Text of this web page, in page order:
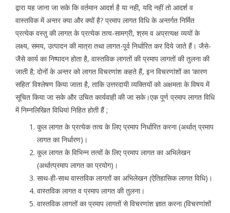
द्वारा यह जाना जा सके कि वर्तमान आदर्श है या नही, यदि नहीं तो आदर्श व
वास्तविक में अन्तर क्या और क्यों है? प्रमाप लागत विधि के अन्तर्गत निर्मित
प्रत्येक वस्तु की लागत के प्रत्येक तत्व-सामग्री, श्रम व अप्रत्यक्ष व्ययों के
लक्ष्य, समय, उत्पादन की मात्रा तथा लागत-पूर्व निर्धारित कर दिये जाते हैं। जैसे-
जैसे कार्य का निष्पादन होता है, वास्तविक लागतों की प्रमाप लागतों की तुलना की
जाती है; दोनों के अन्तर को लागत विचरणांश कहते हैं, इन विचरणांशों का ‘कारण
सहित’ विश्लेषण किया जाता है, ताकि उत्तरदायी व्यक्तियों को अक्षमता के विषय में
सूचित किया जा सके और उचित कार्यवाही की जा सके।एक पूर्ण प्रमाप लागत विधि
में निम्नलिखित विधियां निहित होती हैं ;
कुल लागत के प्रत्येक तत्व के लिए प्रमाप निर्धारित करना (अर्थात् प्रमाप
लागत का निर्धारण)।
कुल लागत के विभिन्न तत्वों के लिए प्रमाप लागत का अभिलेखन
(अर्थात्प्रमाप लागत का प्रयोग)।
साथ-ही-साथ वास्तविक लागतों का अभिलेखन (ऐतिहासिक लागत विधि)।
वास्तविक लागत व प्रमाप लागत की तुलना।
वास्तविक लागतों का प्रमाप लागतों से विचरणांश ज्ञात करना (विचरणांशों